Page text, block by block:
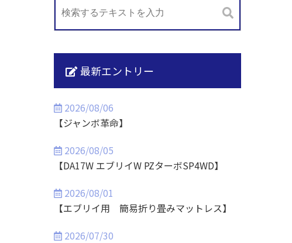
最新エントリー
2026/08/06
【ジャンボ革命】
2026/08/05
【DA17W エブリイW PZターボSP4WD】
2026/08/01
【エブリイ用 簡易折り畳みマットレス】
2026/07/30